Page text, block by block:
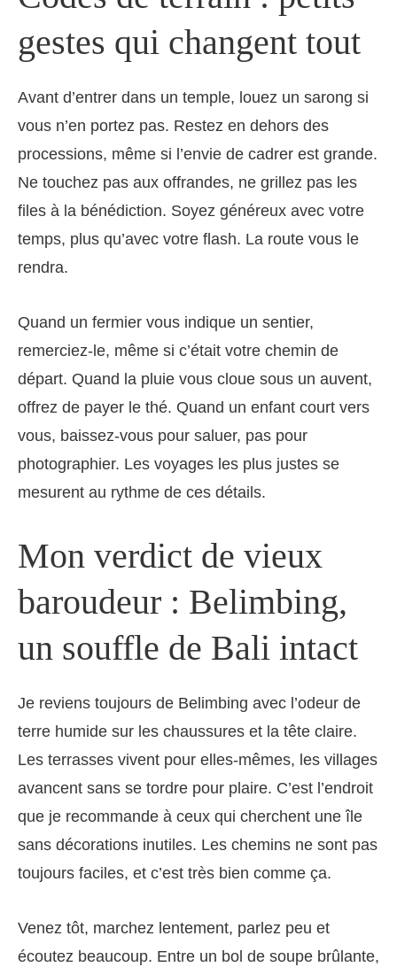
gestes qui changent tout
Avant d’entrer dans un temple, louez un sarong si
vous n’en portez pas. Restez en dehors des
processions, même si l’envie de cadrer est grande.
Ne touchez pas aux offrandes, ne grillez pas les
files à la bénédiction. Soyez généreux avec votre
temps, plus qu’avec votre flash. La route vous le
rendra.
Quand un fermier vous indique un sentier,
remerciez-le, même si c’était votre chemin de
départ. Quand la pluie vous cloue sous un auvent,
offrez de payer le thé. Quand un enfant court vers
vous, baissez-vous pour saluer, pas pour
photographier. Les voyages les plus justes se
mesurent au rythme de ces détails.
Mon verdict de vieux
baroudeur : Belimbing,
un souffle de Bali intact
Je reviens toujours de Belimbing avec l’odeur de
terre humide sur les chaussures et la tête claire.
Les terrasses vivent pour elles-mêmes, les villages
avancent sans se tordre pour plaire. C’est l’endroit
que je recommande à ceux qui cherchent une île
sans décorations inutiles. Les chemins ne sont pas
toujours faciles, et c’est très bien comme ça.
Venez tôt, marchez lentement, parlez peu et
écoutez beaucoup. Entre un bol de soupe brûlante,